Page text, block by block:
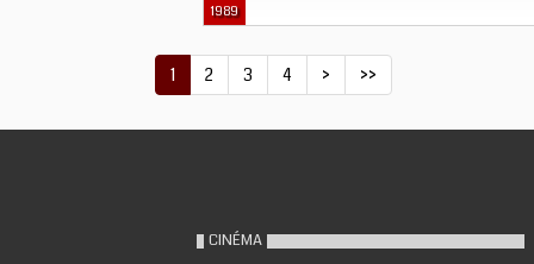
1989
1 2 3 4 > >>
CINÉMA